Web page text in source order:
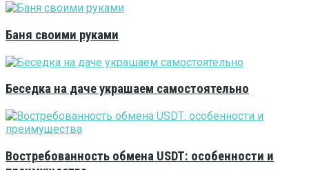
Баня своими руками
Беседка на даче украшаем самостоятельно
Востребованность обмена USDT: особенности и